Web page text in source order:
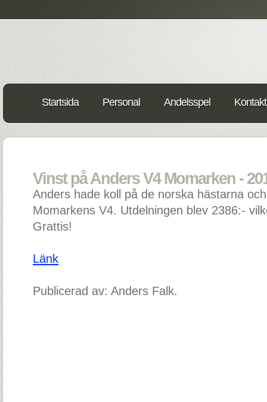
Startsida Personal Andelsspel
Vinst på Anders V4 Momarken -
Anders hade koll på de norska hästarna
Momarkens V4. Utdelningen blev 2386:-
Grattis!
Länk
Publicerad av: Anders Falk.